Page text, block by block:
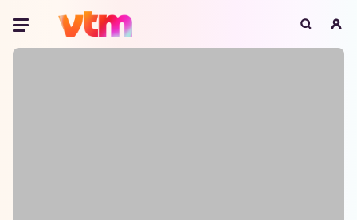
Oeps, browser niet ondersteund